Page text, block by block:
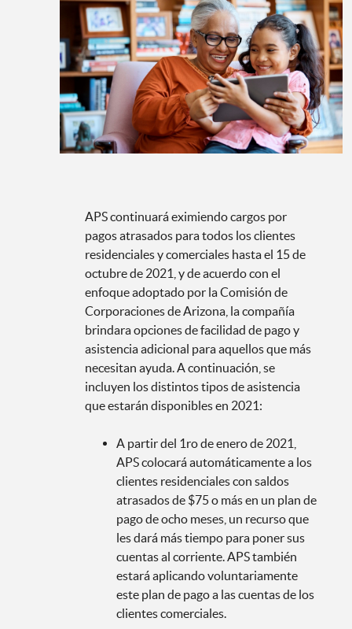
APS continuará eximiendo cargos por
pagos atrasados para todos los clientes
residenciales y comerciales hasta el 15 de
octubre de 2021, y de acuerdo con el
enfoque adoptado por la Comisión de
Corporaciones de Arizona, la compañía
brindara opciones de facilidad de pago y
asistencia adicional para aquellos que más
necesitan ayuda. A continuación, se
incluyen los distintos tipos de asistencia
que estarán disponibles en 2021:
A partir del 1ro de enero de 2021,
APS colocará automáticamente a los
clientes residenciales con saldos
atrasados de $75 o más en un plan de
pago de ocho meses, un recurso que
les dará más tiempo para poner sus
cuentas al corriente. APS también
estará aplicando voluntariamente
este plan de pago a las cuentas de los
clientes comerciales.